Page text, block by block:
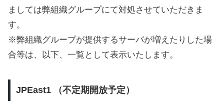
ましては弊組織グループにて対処させていただきま
す。
※弊組織グループが提供するサーバが増えたりした場
合等は、以下、一覧として表示いたします。
JPEast1 （不定期開放予定）